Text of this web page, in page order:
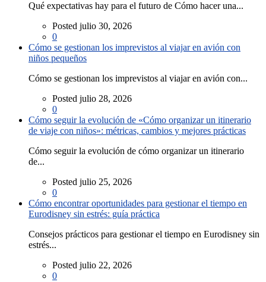
Qué expectativas hay para el futuro de Cómo hacer una...
Posted julio 30, 2026
0
Cómo se gestionan los imprevistos al viajar en avión con
niños pequeños
Cómo se gestionan los imprevistos al viajar en avión con...
Posted julio 28, 2026
0
Cómo seguir la evolución de «Cómo organizar un itinerario
de viaje con niños»: métricas, cambios y mejores prácticas
Cómo seguir la evolución de cómo organizar un itinerario
de...
Posted julio 25, 2026
0
Cómo encontrar oportunidades para gestionar el tiempo en
Eurodisney sin estrés: guía práctica
Consejos prácticos para gestionar el tiempo en Eurodisney sin
estrés...
Posted julio 22, 2026
0